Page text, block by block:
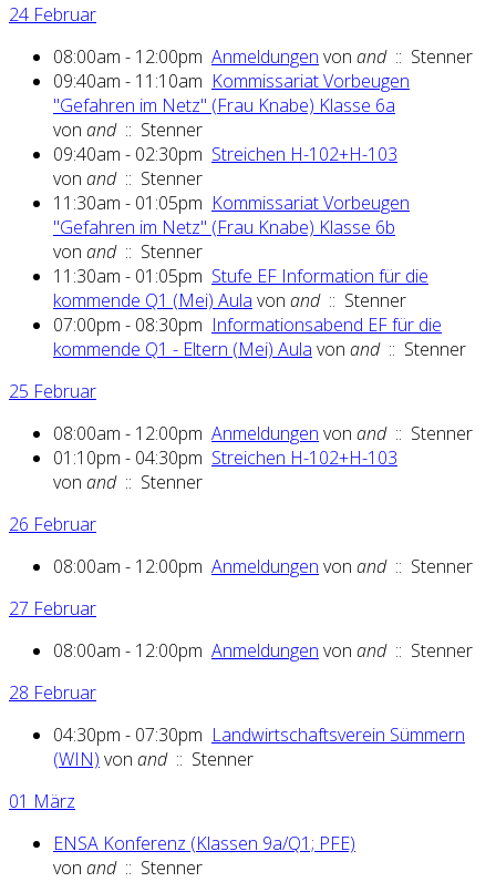
24 Februar
08:00am - 12:00pm Anmeldungen von and:: Stenner
09:40am - 11:10am Kommissariat Vorbeugen
"Gefahren im Netz" (Frau Knabe) Klasse 6a
von and:: Stenner
09:40am - 02:30pm Streichen H-102+H-103
von and:: Stenner
11:30am - 01:05pm Kommissariat Vorbeugen
"Gefahren im Netz" (Frau Knabe) Klasse 6b
von and:: Stenner
11:30am - 01:05pm Stufe EF Information für die
kommende Q1 (Mei) Aula von and:: Stenner
07:00pm - 08:30pm Informationsabend EF für die
kommende Q1 - Eltern (Mei) Aula von and:: Stenner
25 Februar
08:00am - 12:00pm Anmeldungen von and:: Stenner
01:10pm - 04:30pm Streichen H-102+H-103
von and:: Stenner
26 Februar
08:00am - 12:00pm Anmeldungen von and:: Stenner
27 Februar
08:00am - 12:00pm Anmeldungen von and:: Stenner
28 Februar
04:30pm - 07:30pm Landwirtschaftsverein Sümmern
(WIN) von and:: Stenner
01 März
ENSA Konferenz (Klassen 9a/Q1; PFE)
von and:: Stenner